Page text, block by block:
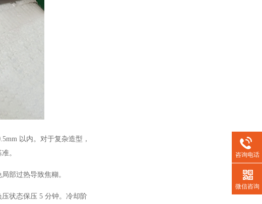
以内。对于复杂造型，
。
部过热导致焦糊。
状态保压 5 分钟。冷却阶
咨询电话
微信咨询